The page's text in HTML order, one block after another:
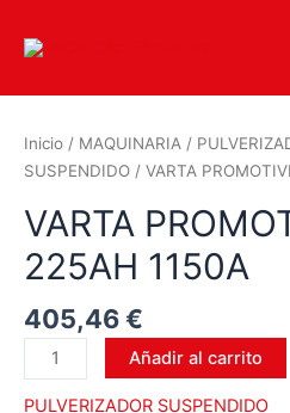
Inicio / MAQUINARIA /
SUSPENDIDO / VARTA
VARTA
225AH 1150A
405,46€
Añadir al carrito
PULVERIZADOR SUSPENDIDO